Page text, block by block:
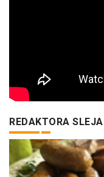
REDAKTORA SLEJA